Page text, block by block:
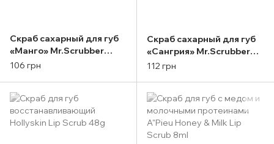
Скраб сахарный для губ
«Манго» Mr.Scrubber
Wow Lips Mango, 35ml
106 грн
Скраб сахарный для губ
«Сангрия» Mr.Scrubber
Wow Lips Sаngria, 50ml
112 грн